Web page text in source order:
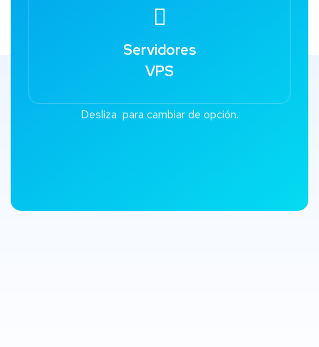
Servidores
VPS
Desliza para cambiar de opción.